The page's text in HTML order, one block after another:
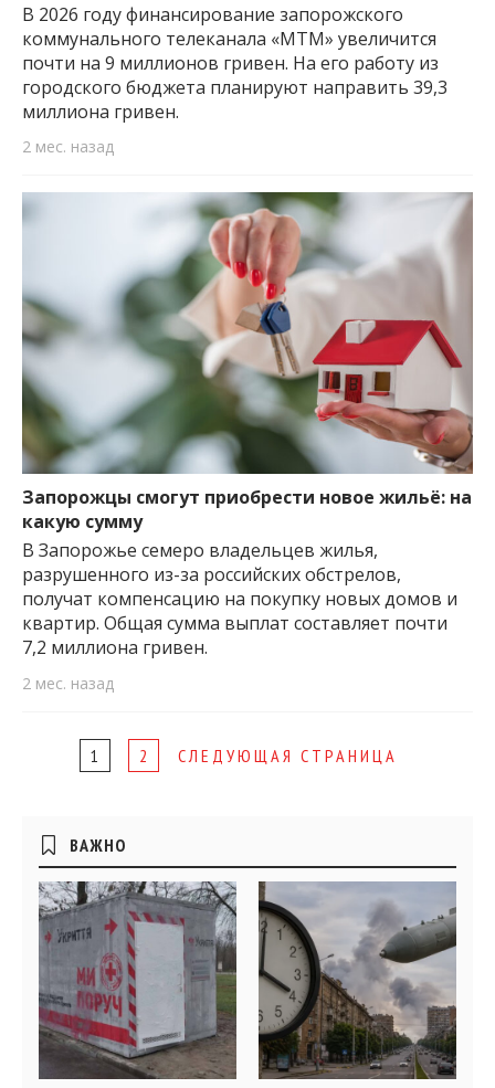
В 2026 году финансирование запорожского
коммунального телеканала «МТМ» увеличится
почти на 9 миллионов гривен. На его работу из
городского бюджета планируют направить 39,3
миллиона гривен.
2 мес. назад
Запорожцы смогут приобрести новое жильё: на
какую сумму
В Запорожье семеро владельцев жилья,
разрушенного из-за российских обстрелов,
получат компенсацию на покупку новых домов и
квартир. Общая сумма выплат составляет почти
7,2 миллиона гривен.
2 мес. назад
1 2 СЛЕДУЮЩАЯ СТРАНИЦА
Боковые
виджеты
ВАЖНО